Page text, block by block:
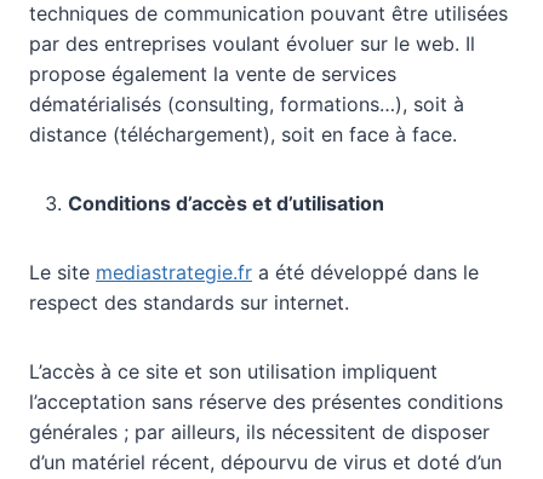
techniques de communication pouvant être utilisées
par des entreprises voulant évoluer sur le web. Il
propose également la vente de services
dématérialisés (consulting, formations…), soit à
distance (téléchargement), soit en face à face.
Conditions d’accès et d’utilisation
Le site mediastrategie.fr a été développé dans le
respect des standards sur internet.
L’accès à ce site et son utilisation impliquent
l’acceptation sans réserve des présentes conditions
générales ; par ailleurs, ils nécessitent de disposer
d’un matériel récent, dépourvu de virus et doté d’un